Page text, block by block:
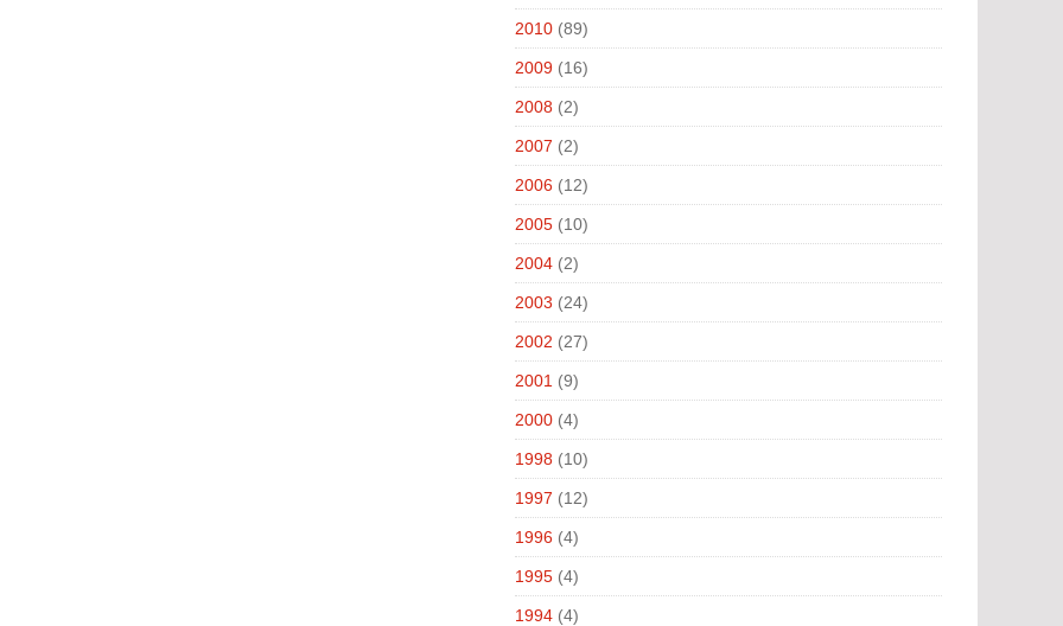
2010 (89)
2009 (16)
2008 (2)
2007 (2)
2006 (12)
2005 (10)
2004 (2)
2003 (24)
2002 (27)
2001 (9)
2000 (4)
1998 (10)
1997 (12)
1996 (4)
1995 (4)
1994 (4)